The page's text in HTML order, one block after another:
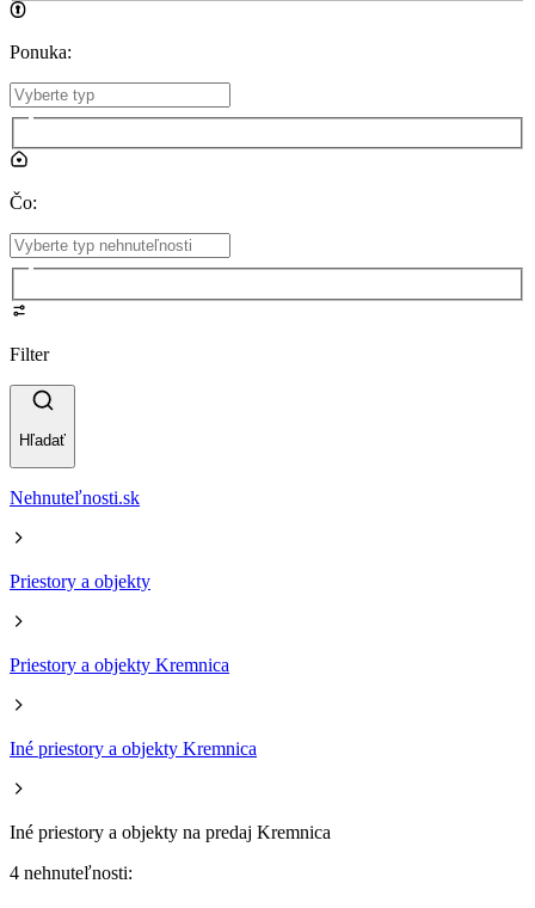
Ponuka:
Čo:
Filter
Hľadať
Nehnuteľnosti.sk
Priestory a objekty
Priestory a objekty Kremnica
Iné priestory a objekty Kremnica
Iné priestory a objekty na predaj Kremnica
4 nehnuteľnosti: